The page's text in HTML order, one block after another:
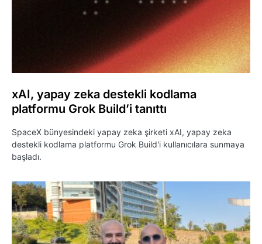
xAI, yapay zeka destekli kodlama
platformu Grok Build’i tanıttı
SpaceX bünyesindeki yapay zeka şirketi xAI, yapay zeka
destekli kodlama platformu Grok Build'i kullanıcılara sunmaya
başladı.